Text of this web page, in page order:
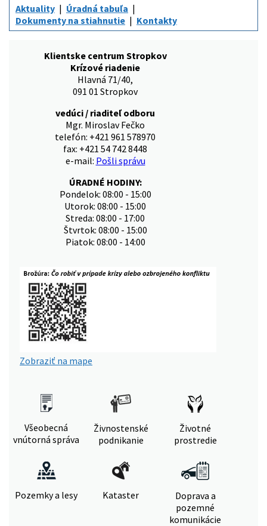
Aktuality
Úradná tabuľa
Dokumenty na stiahnutie
Kontakty
Klientske centrum Stropkov
Krízové riadenie
Hlavná 71/40,
091 01 Stropkov
vedúci / riaditeľ odboru
Mgr. Miroslav Fečko
telefón: +421 961 578970
fax: +421 54 742 8448
e-mail: Pošli správu
ÚRADNÉ HODINY:
Pondelok: 08:00 - 15:00
Utorok: 08:00 - 15:00
Streda: 08:00 - 17:00
Štvrtok: 08:00 - 15:00
Piatok: 08:00 - 14:00
Zobraziť na mape
Všeobecná
vnútorná správa
Živnostenské
podnikanie
Životné
prostredie
Pozemky a lesy Kataster
Doprava a
pozemné
komunikácie